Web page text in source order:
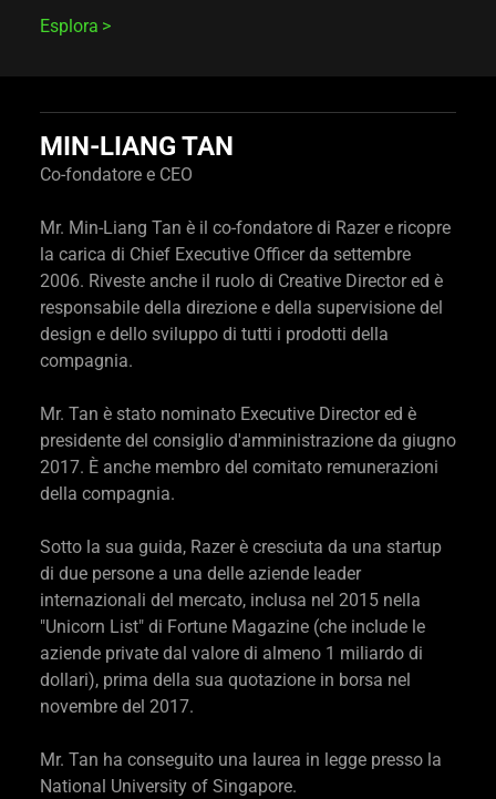
Esplora
MIN-LIANG TAN
Co-fondatore e CEO
Mr. Min-Liang Tan è il co-fondatore di Razer e ricopre
la carica di Chief Executive Officer da settembre
2006. Riveste anche il ruolo di Creative Director ed è
responsabile della direzione e della supervisione del
design e dello sviluppo di tutti i prodotti della
compagnia.
Mr. Tan è stato nominato Executive Director ed è
presidente del consiglio d'amministrazione da giugno
2017. È anche membro del comitato remunerazioni
della compagnia.
Sotto la sua guida, Razer è cresciuta da una startup
di due persone a una delle aziende leader
internazionali del mercato, inclusa nel 2015 nella
"Unicorn List" di Fortune Magazine (che include le
aziende private dal valore di almeno 1 miliardo di
dollari), prima della sua quotazione in borsa nel
novembre del 2017.
Mr. Tan ha conseguito una laurea in legge presso la
National University of Singapore.